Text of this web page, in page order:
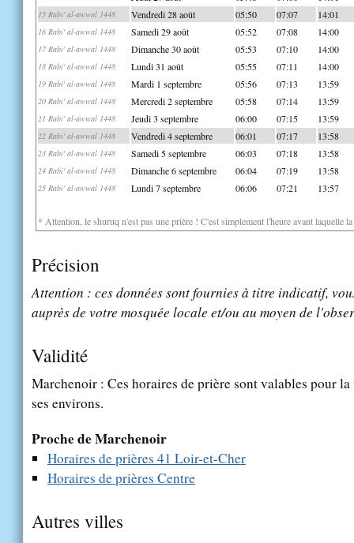
15 Rabi' al-awwal 1448 Vendredi 28 août 05:50 07:07 14:01
16 Rabi' al-awwal 1448 Samedi 29 août 05:52 07:08 14:00
17 Rabi' al-awwal 1448 Dimanche 30 août 05:53 07:10 14:00
18 Rabi' al-awwal 1448 Lundi 31 août 05:55 07:11 14:00
19 Rabi' al-awwal 1448 Mardi 1 septembre 05:56 07:13 13:59
20 Rabi' al-awwal 1448 Mercredi 2 septembre 05:58 07:14 13:59
21 Rabi' al-awwal 1448 Jeudi 3 septembre 06:00 07:15 13:59
22 Rabi' al-awwal 1448 Vendredi 4 septembre 06:01 07:17 13:58
23 Rabi' al-awwal 1448 Samedi 5 septembre 06:03 07:18 13:58
24 Rabi' al-awwal 1448 Dimanche 6 septembre 06:04 07:19 13:58
25 Rabi' al-awwal 1448 Lundi 7 septembre 06:06 07:21 13:57
* Attention, le shuruq n'est pas une prière ! C'est simplement l'heure avant laquelle
Précision
Attention : ces données sont fournies à titre indicatif,
auprès de votre mosquée locale et/ou au moyen de
Validité
Marchenoir : Ces horaires de prière sont valables pour
ses environs.
Proche de Marchenoir
Horaires de prières 41 Loir-et-Cher
Horaires de prières Centre
Autres villes